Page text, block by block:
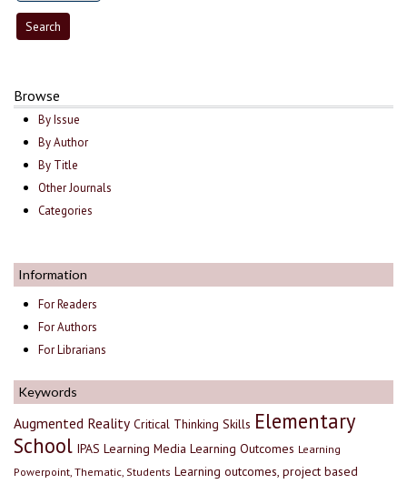
Browse
By Issue
By Author
By Title
Other Journals
Categories
Information
For Readers
For Authors
For Librarians
Keywords
Augmented Reality Critical Thinking Skills Elementary
School IPAS Learning Media Learning Outcomes Learning
Powerpoint, Thematic, Students Learning outcomes, project based